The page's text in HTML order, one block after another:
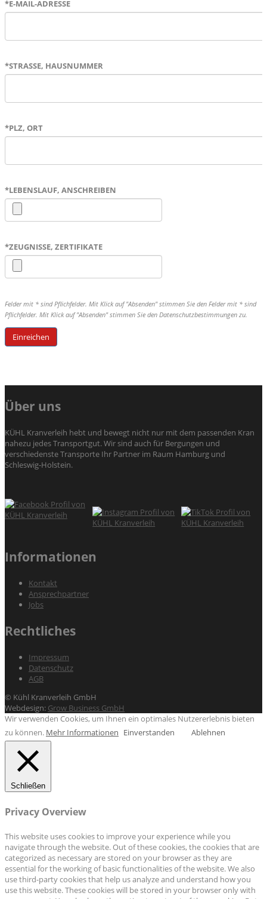
*E-MAIL-ADRESSE
*STRASSE, HAUSNUMMER
*PLZ, ORT
*LEBENSLAUF, ANSCHREIBEN
*ZEUGNISSE, ZERTIFIKATE
Felder mit * sind Pflichfelder. Mit Klick auf "Absenden" stimmen Sie den Felder mit * sind
Pflichfelder. Mit Klick auf "Absenden" stimmen Sie den Datenschutzbestimmungen zu.
Über uns
KÜHL Kranverleih hebt und bewegt nicht nur mit dem passenden Kran
nahezu jedes Transportgut. Wir sind auch für Bergungen und
verschiedenste Transporte Ihr Partner im Raum Hamburg und
Schleswig-Holstein.
Informationen
Kontakt
Ansprechpartner
Jobs
Rechtliches
Impressum
Datenschutz
AGB
© Kühl Kranverleih GmbH
Webdesign: Grow Business GmbH
Wir verwenden Cookies, um Ihnen ein optimales Nutzererlebnis bieten
zu können. Mehr Informationen Einverstanden Ablehnen
Schließen
Privacy Overview
This website uses cookies to improve your experience while you
navigate through the website. Out of these cookies, the cookies that are
categorized as necessary are stored on your browser as they are
essential for the working of basic functionalities of the website. We also
use third-party cookies that help us analyze and understand how you
use this website. These cookies will be stored in your browser only with